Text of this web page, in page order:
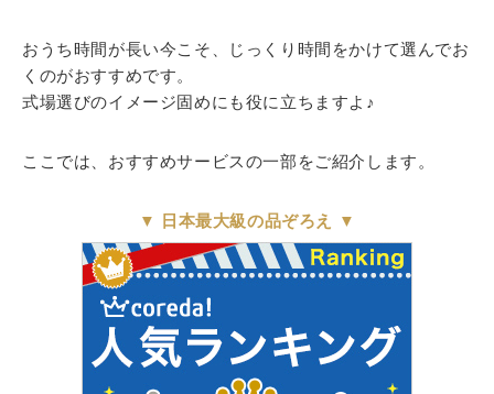
おうち時間が長い今こそ、じっくり時間をかけて選んでお
くのがおすすめです。
式場選びのイメージ固めにも役に立ちますよ♪
ここでは、おすすめサービスの一部をご紹介します。
▼ 日本最大級の品ぞろえ ▼